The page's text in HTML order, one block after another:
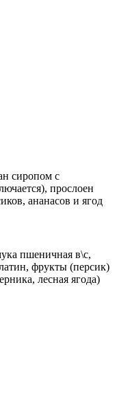
сиропом с
прослоен
ананасов и ягод
пшеничная в\с,
фрукты (персик)
лесная ягода)